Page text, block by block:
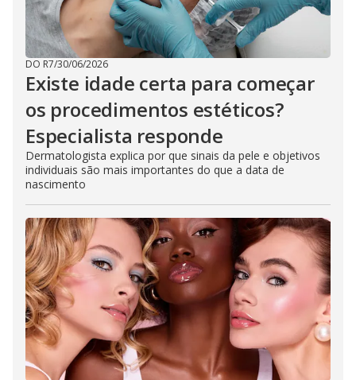
DO R7/30/06/2026
Existe idade certa para começar
os procedimentos estéticos?
Especialista responde
Dermatologista explica por que sinais da pele e objetivos
individuais são mais importantes do que a data de
nascimento